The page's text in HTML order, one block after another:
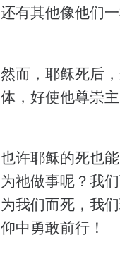
还有其他像他们
然而，耶稣死后
体，好使他尊崇
也许耶稣的死也
为祂做事呢？我
为我们而死，我
仰中勇敢前行！